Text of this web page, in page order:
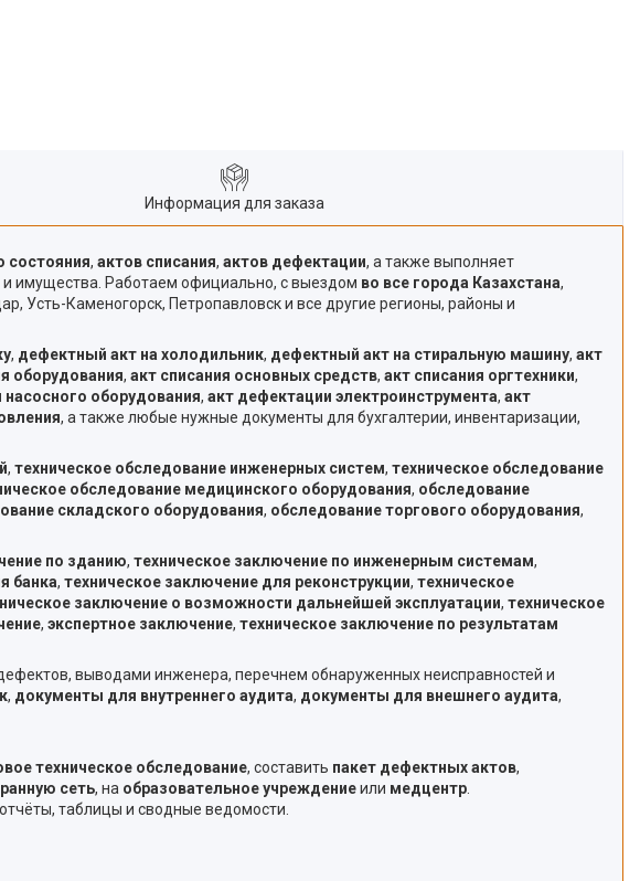
Информация для заказа
состояния, актов списания, актов дефектации, а также выполняет
имущества. Работаем официально, с выездом во все города Казахстана,
Усть-Каменогорск, Петропавловск и все другие регионы, районы и
, дефектный акт на холодильник, дефектный акт на стиральную машину, акт
оборудования, акт списания основных средств, акт списания оргтехники,
оборудования, акт дефектации электроинструмента, акт
, а также любые нужные документы для бухгалтерии, инвентаризации,
, техническое обследование инженерных систем, техническое обследование
обследование медицинского оборудования, обследование
складского оборудования, обследование торгового оборудования,
по зданию, техническое заключение по инженерным системам,
банка, техническое заключение для реконструкции, техническое
заключение о возможности дальнейшей эксплуатации, техническое
, экспертное заключение, техническое заключение по результатам
выводами инженера, перечнем обнаруженных неисправностей и
, документы для внутреннего аудита, документы для внешнего аудита,
техническое обследование, составить пакет дефектных актов,
сеть, на образовательное учреждениеили медцентр
таблицы и сводные ведомости.